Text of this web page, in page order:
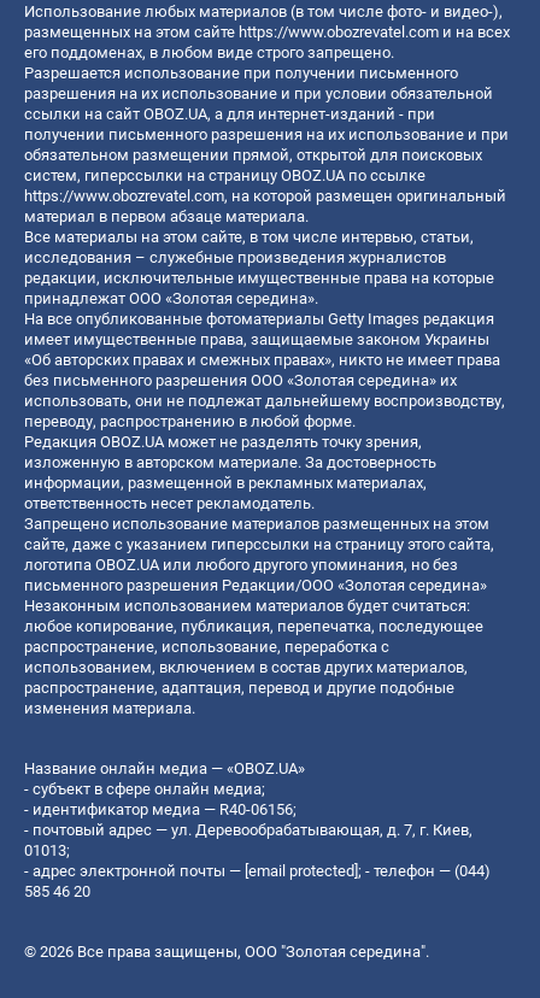
Использование любых материалов (в том числе фото- и видео-),
размещенных на этом сайте https://www.obozrevatel.com и на всех
его поддоменах, в любом виде строго запрещено.
Разрешается использование при получении письменного
разрешения на их использование и при условии обязательной
ссылки на сайт OBOZ.UA, а для интернет-изданий - при
получении письменного разрешения на их использование и при
обязательном размещении прямой, открытой для поисковых
систем, гиперссылки на страницу OBOZ.UA по ссылке
https://www.obozrevatel.com, на которой размещен оригинальный
материал в первом абзаце материала.
Все материалы на этом сайте, в том числе интервью, статьи,
исследования – служебные произведения журналистов
редакции, исключительные имущественные права на которые
принадлежат ООО «Золотая середина».
На все опубликованные фотоматериалы Getty Images редакция
имеет имущественные права, защищаемые законом Украины
«Об авторских правах и смежных правах», никто не имеет права
без письменного разрешения ООО «Золотая середина» их
использовать, они не подлежат дальнейшему воспроизводству,
переводу, распространению в любой форме.
Редакция OBOZ.UA может не разделять точку зрения,
изложенную в авторском материале. За достоверность
информации, размещенной в рекламных материалах,
ответственность несет рекламодатель.
Запрещено использование материалов размещенных на этом
сайте, даже с указанием гиперссылки на страницу этого сайта,
логотипа OBOZ.UA или любого другого упоминания, но без
письменного разрешения Редакции/ООО «Золотая середина»
Незаконным использованием материалов будет считаться:
любое копирование, публикация, перепечатка, последующее
распространение, использование, переработка с
использованием, включением в состав других материалов,
распространение, адаптация, перевод и другие подобные
изменения материала.
Название онлайн медиа — «OBOZ.UA»
- субъект в сфере онлайн медиа;
- идентификатор медиа — R40-06156;
- почтовый адрес — ул. Деревообрабатывающая, д. 7, г. Киев,
01013;
- адрес электронной почты — [email protected]; - телефон — (044)
585 46 20
© 2026 Все права защищены, ООО "Золотая середина".